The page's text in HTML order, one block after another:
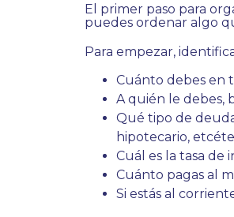
El primer paso para
puedes ordenar algo
Para empezar,
Cuánto debes en
A quién le debes,
Qué tipo de
hipotecario,
Cuál es la tasa de
Cuánto pagas al
Si estás al